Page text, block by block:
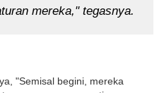
mereka," tegasnya.
"Semisal begini, mereka